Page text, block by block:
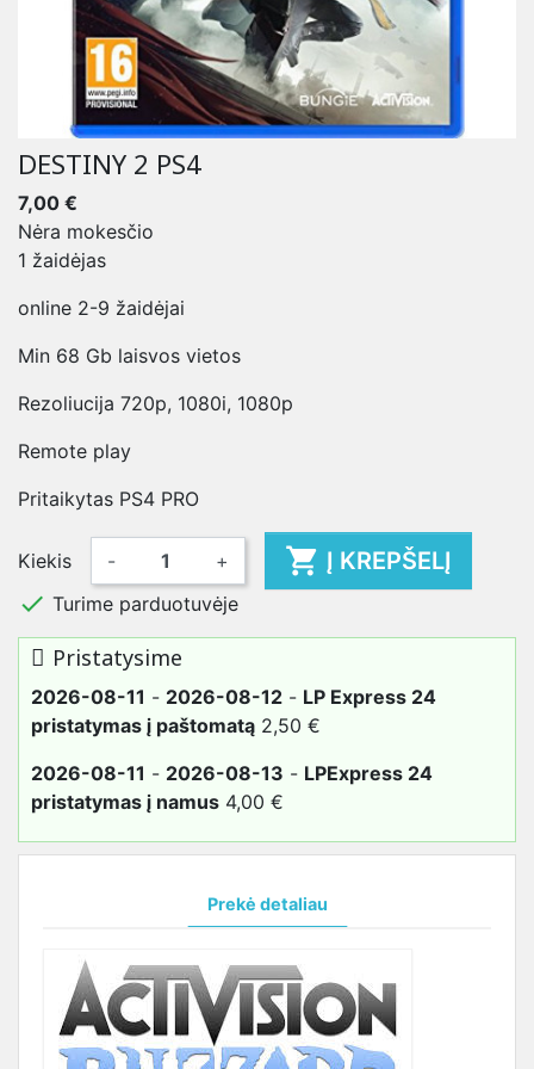
DESTINY 2 PS4
7,00 €
Nėra mokesčio
1 žaidėjas
online 2-9 žaidėjai
Min 68 Gb laisvos vietos
Rezoliucija 720p, 1080i, 1080p
Remote play
Pritaikytas PS4 PRO
Kiekis - +  Į KREPŠELĮ
 Turime parduotuvėje
Pristatysime
2026-08-11 - 2026-08-12 - LP Express 24
pristatymas į paštomatą 2,50 €
2026-08-11 - 2026-08-13 - LPExpress 24
pristatymas į namus 4,00 €
Prekė detaliau